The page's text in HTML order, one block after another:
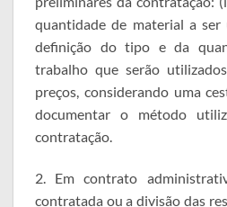
quantidade de material a
definição do tipo e da
trabalho que serão
preços, considerando uma
documentar o método
contratação.
2. Em contrato
contratada ou a divisão das